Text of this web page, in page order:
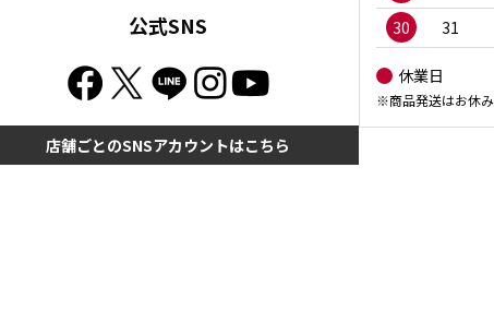
公式SNS
店舗ごとのSNSアカウントはこちら
30
31
休業日
※商品発送はお休